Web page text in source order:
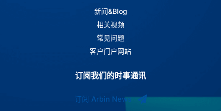
新闻&Blog
相关视频
常见问题
客户门户网站
订阅我们的时事通讯
订阅 Arbin News